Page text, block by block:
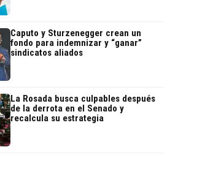
Caputo y Sturzenegger crean un
fondo para indemnizar y “ganar”
sindicatos aliados
La Rosada busca culpables después
de la derrota en el Senado y
recalcula su estrategia